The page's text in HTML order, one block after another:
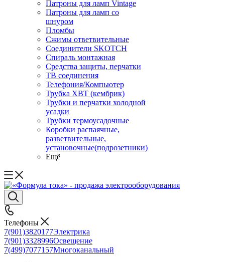
Патроны для ламп Vintage
Патроны для ламп со
шнуром
Пломбы
Сжимы ответвительные
Соединители SKOTCH
Спираль монтажная
Средства защиты, перчатки
ТВ соединения
Телефония/Компьютер
Трубка ХВТ (кембрик)
Трубки и перчатки холодной
усадки
Трубки термоусадочные
Коробки распаячные,
разветвительные,
установочные(подрозетники)
Ещё
Телефоны
7(901)3820177Электрика
7(901)3328996Освещение
7(499)7077157Многоканальный